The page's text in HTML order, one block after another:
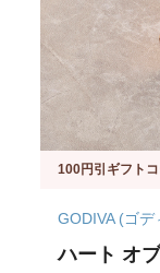
100円引ギフトコ
GODIVA (ゴデ
ハート オ